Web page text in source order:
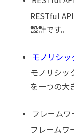
RESTful
設計です。
モノリシッ
モノリシッ
を一つの大
フレームワ
フレームワ